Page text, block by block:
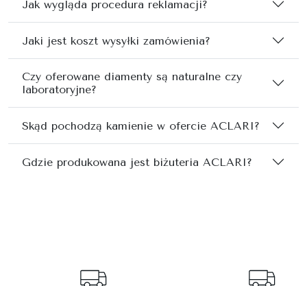
Jak wygląda procedura reklamacji?
Jaki jest koszt wysyłki zamówienia?
Czy oferowane diamenty są naturalne czy
laboratoryjne?
Skąd pochodzą kamienie w ofercie ACLARI?
Gdzie produkowana jest biżuteria ACLARI?